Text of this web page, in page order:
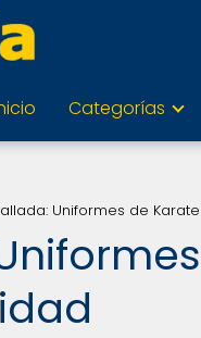
Categorías
Uniformes de